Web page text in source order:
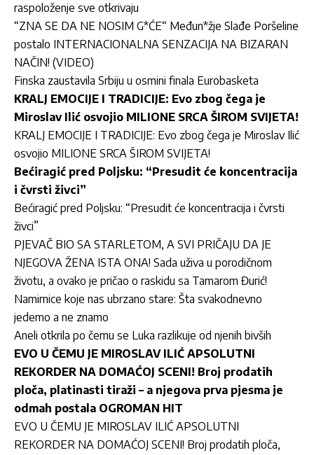
raspoloženje sve otkrivaju
“ZNA SE DA NE NOSIM G*ĆE“ Međun*žje Slađe Poršeline
postalo INTERNACIONALNA SENZACIJA NA BIZARAN
NAČIN! (VIDEO)
Finska zaustavila Srbiju u osmini finala Eurobasketa
KRALJ EMOCIJE I TRADICIJE: Evo zbog čega je
Miroslav Ilić osvojio MILIONE SRCA ŠIROM SVIJETA!
KRALJ EMOCIJE I TRADICIJE: Evo zbog čega je Miroslav Ilić
osvojio MILIONE SRCA ŠIROM SVIJETA!
Bećiragić pred Poljsku: “Presudit će koncentracija
i čvrsti živci”
Bećiragić pred Poljsku: “Presudit će koncentracija i čvrsti
živci”
PJEVAČ BIO SA STARLETOM, A SVI PRIČAJU DA JE
NJEGOVA ŽENA ISTA ONA! Sada uživa u porodičnom
životu, a ovako je pričao o raskidu sa Tamarom Đurić!
Namirnice koje nas ubrzano stare: Šta svakodnevno
jedemo a ne znamo
Aneli otkrila po čemu se Luka razlikuje od njenih bivših
EVO U ČEMU JE MIROSLAV ILIĆ APSOLUTNI
REKORDER NA DOMAĆOJ SCENI! Broj prodatih
ploča, platinasti tiraži – a njegova prva pjesma je
odmah postala OGROMAN HIT
EVO U ČEMU JE MIROSLAV ILIĆ APSOLUTNI
REKORDER NA DOMAĆOJ SCENI! Broj prodatih ploča,